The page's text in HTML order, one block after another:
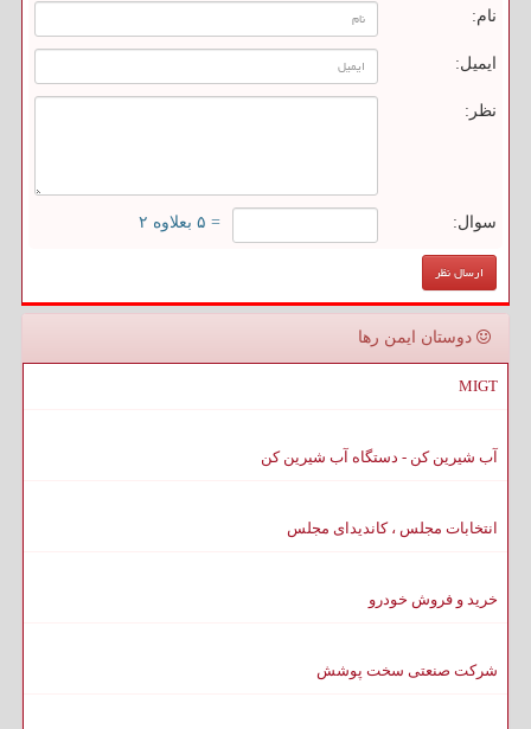
نام:
ایمیل:
نظر:
سوال: = ۵ بعلاوه ۲
دوستان ایمن رها
MIGT
آب شیرین کن - دستگاه آب شیرین کن
انتخابات مجلس ، کاندیدای مجلس
خرید و فروش خودرو
شرکت صنعتی سخت پوشش